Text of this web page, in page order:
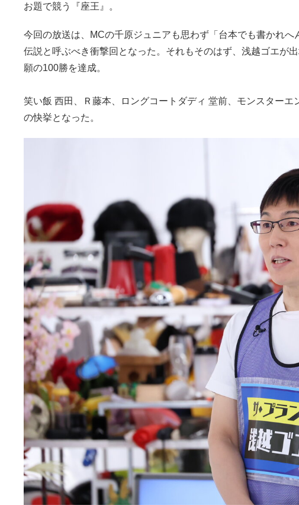
お題で競う『座王』。
今回の放送は、MCの千原ジュニアも思わず「台本でも書かれ
伝説と呼ぶべき衝撃回となった。それもそのはず、浅越ゴエが
願の100勝を達成。
笑い飯 西田、Ｒ藤本、ロングコートダディ 堂前、モンスター
の快挙となった。